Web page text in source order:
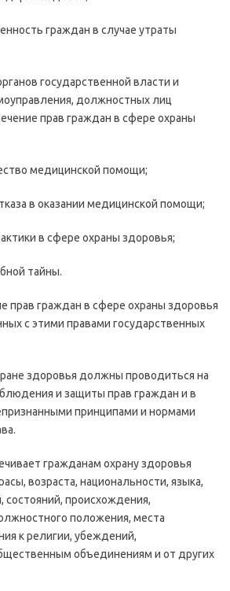
граждан в случае утраты
государственной власти и
должностных лиц
прав граждан в сфере охраны
медицинской помощи;
в оказании медицинской помощи;
в сфере охраны здоровья;
тайны.
прав граждан в сфере охраны здоровья
с этими правами государственных
здоровья должны проводиться на
и защиты прав граждан и в
принципами и нормами
гражданам охрану здоровья
возраста, национальности, языка,
состояний, происхождения,
положения, места
к религии, убеждений,
объединениям и от других